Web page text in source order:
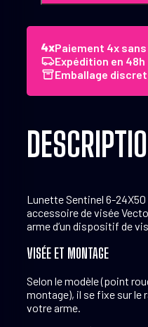
Optics
24x50
Ffp
Paiement 4x
Expédition en 48h
Emballage discret
Lunette Sentinel 6-
accessoire de visée
arme d’un dispositif de
VISÉE ET MONTAGE
Selon le modèle (point
montage), il se fixe sur le
votre arme.